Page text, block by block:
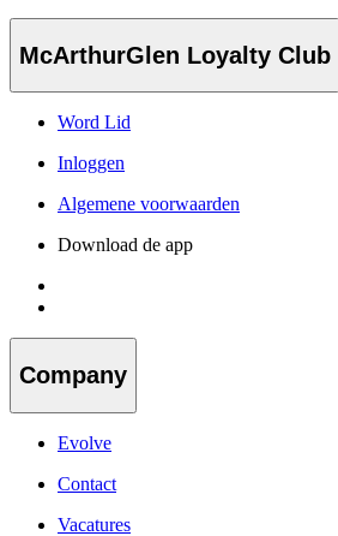
McArthurGlen Loyalty Club
Word Lid
Inloggen
Algemene voorwaarden
Download de app
Company
Evolve
Contact
Vacatures